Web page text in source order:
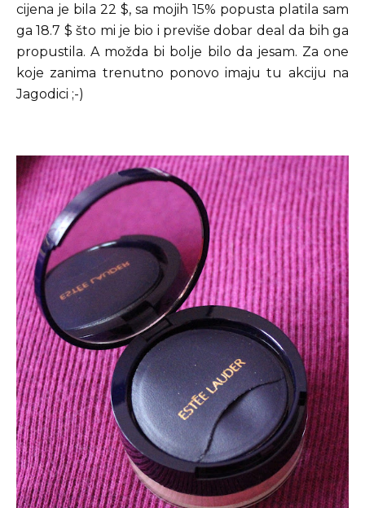
cijena je bila 22 $, sa mojih 15% popusta platila sam
ga 18.7 $ što mi je bio i previše dobar deal da bih ga
propustila. A možda bi bolje bilo da jesam. Za one
koje zanima trenutno ponovo imaju tu akciju na
Jagodici ;-)